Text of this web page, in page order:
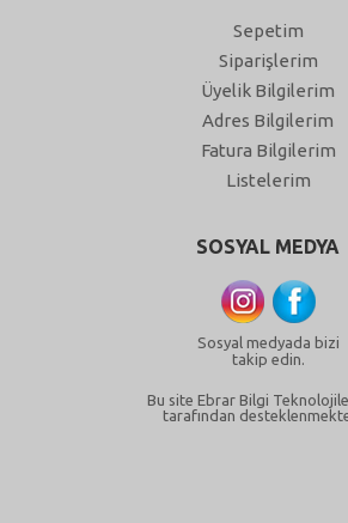
Sepetim
Siparişlerim
Üyelik Bilgilerim
Adres Bilgilerim
Fatura Bilgilerim
Listelerim
SOSYAL MEDYA
Sosyal medyada bizi
takip edin.
Bu site Ebrar Bilgi
tarafından